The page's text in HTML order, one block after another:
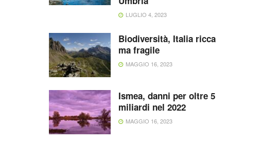
LUGLIO 4, 2023
Biodiversità, Italia ricca
ma fragile
MAGGIO 16, 2023
Ismea, danni per oltre 5
miliardi nel 2022
MAGGIO 16, 2023